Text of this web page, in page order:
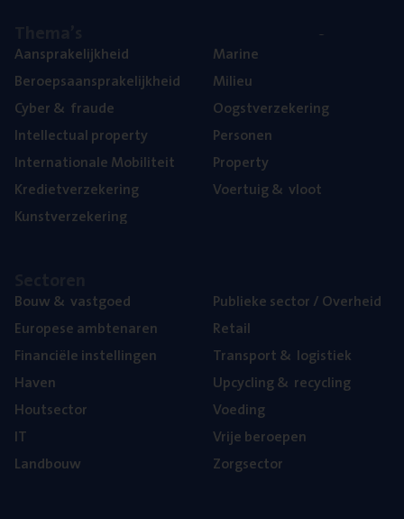
Aan­spra­ke­lijk­heid
Beroeps­aan­spra­ke­lijk­heid
Cyber& fraude
Intel­lec­tu­al property
Inter­na­ti­o­na­le Mobiliteit
Kre­diet­ver­ze­ke­ring
Kunst­ver­ze­ke­ring
Mari­ne
Mili­eu
Oogst­ver­ze­ke­ring
Per­so­nen
Pro­per­ty
Voer­tuig& vloot
Bouw& vastgoed
Euro­pe­se ambtenaren
Finan­ci­ë­le instellingen
Haven
Hout­sec­tor
IT
Land­bouw
Publie­ke sec­tor / Overheid
Retail
Trans­port& logistiek
Upcy­cling& recycling
Voe­ding
Vrije beroe­pen
Zorg­sec­tor